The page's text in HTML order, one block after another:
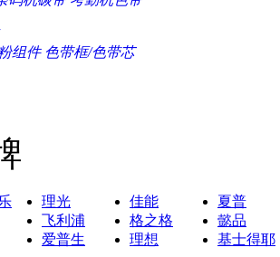
组件 色带框/色带芯
理光 佳能
夏普
飞利浦 格之格
懿品
爱普生 理想 基士得耶